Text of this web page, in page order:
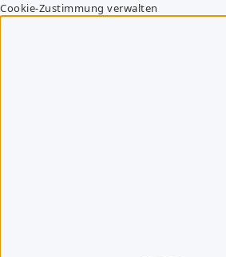
Cookie-Zustimmung verwalten